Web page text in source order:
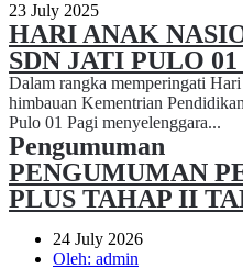
23 July 2025
HARI ANAK
SDN JATI PULO
Dalam rangka memperingati
himbauan Kementrian
Pulo 01 Pagi menyelenggara...
Pengumuman
PENGUMUMAN
PLUS TAHAP II
24 July 2026
Oleh: admin